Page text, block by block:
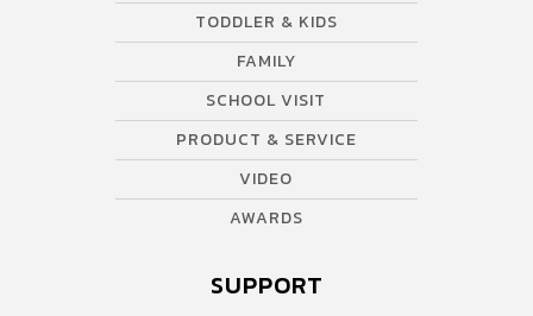
TODDLER & KIDS
FAMILY
SCHOOL VISIT
PRODUCT & SERVICE
VIDEO
AWARDS
SUPPORT